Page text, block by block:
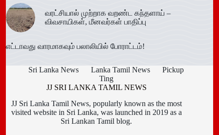
வரட்சியால் முற்றாக வறண்ட கந்தளாய் –
விவசாயிகள், மீனவர்கள் பாதிப்பு
எட்டாவது வாரமாகவும் பலாலியில் போராட்டம்!
Sri Lanka News Lanka Tamil News
Pickup
Ting
JJ SRI LANKA TAMIL NEWS
JJ Sri Lanka Tamil News, popularly known as the most
visited website in Sri Lanka, was launched in 2019 as a
Sri Lankan Tamil blog.